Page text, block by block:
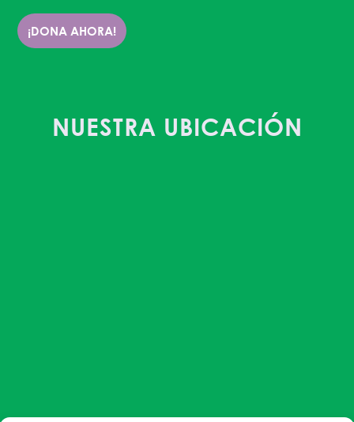
¡DONA AHORA!
NUESTRA UBICACIÓN